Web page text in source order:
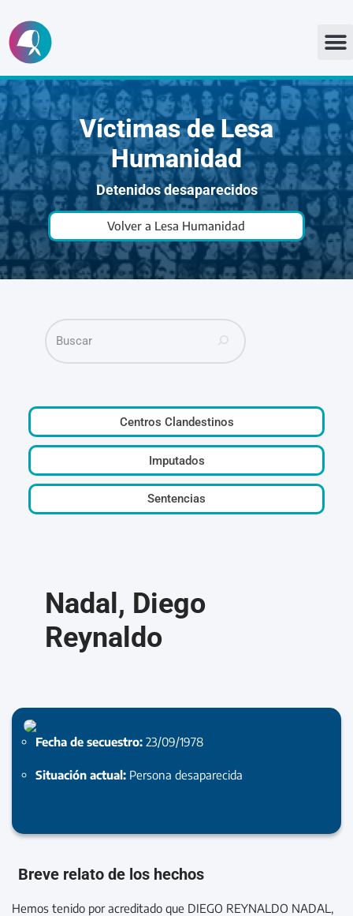
Ir
al
contenido
Víctimas de Lesa
Humanidad
Detenidos desaparecidos
Volver a Lesa Humanidad
Centros Clandestinos
Imputados
Sentencias
Nadal, Diego
Reynaldo
Fecha de secuestro: 23/09/1978
Situación actual: Persona desaparecida
Breve relato de los hechos
Hemos tenido por acreditado que DIEGO REYNALDO NADAL,